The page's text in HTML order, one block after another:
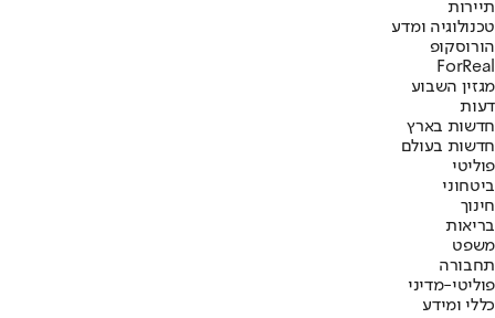
תיירות
טכנולוגיה ומדע
הורוסקופ
ForReal
מגזין השבוע
דעות
חדשות בארץ
חדשות בעולם
פוליטי
ביטחוני
חינוך
בריאות
משפט
תחבורה
פוליטי-מדיני
כללי ומידע